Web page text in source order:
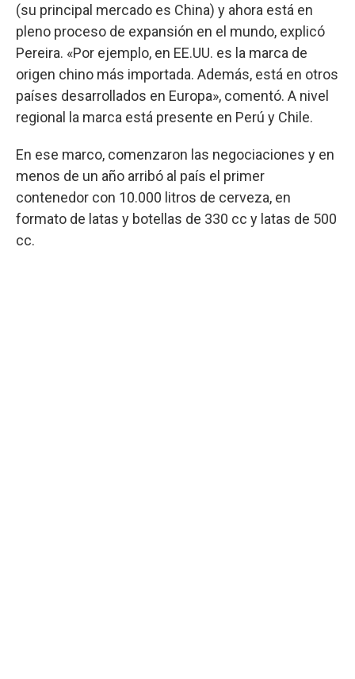
(su principal mercado es China) y ahora está en
pleno proceso de expansión en el mundo, explicó
Pereira. «Por ejemplo, en EE.UU. es la marca de
origen chino más importada. Además, está en otros
países desarrollados en Europa», comentó. A nivel
regional la marca está presente en Perú y Chile.
En ese marco, comenzaron las negociaciones y en
menos de un año arribó al país el primer
contenedor con 10.000 litros de cerveza, en
formato de latas y botellas de 330 cc y latas de 500
cc.